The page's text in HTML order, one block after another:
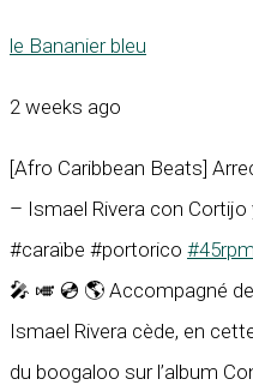
le Bananier bleu
2 weeks ago
[Afro Caribbean Beats]
– Ismael Rivera con
#caraïbe #portorico #45rpm
🎤 🎺 💿 🌎 Accompagné
Ismael Rivera cède, en
du boogaloo sur l’album